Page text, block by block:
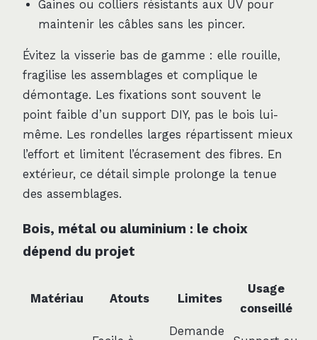
Gaines ou colliers résistants aux UV pour
maintenir les câbles sans les pincer.
Évitez la visserie bas de gamme : elle rouille,
fragilise les assemblages et complique le
démontage. Les fixations sont souvent le
point faible d’un support DIY, pas le bois lui-
même. Les rondelles larges répartissent mieux
l’effort et limitent l’écrasement des fibres. En
extérieur, ce détail simple prolonge la tenue
des assemblages.
Bois, métal ou aluminium : le choix
dépend du projet
Matériau Atouts Limites
Usage
conseillé
Demande